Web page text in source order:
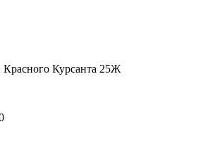
Красного Курсанта 25Ж